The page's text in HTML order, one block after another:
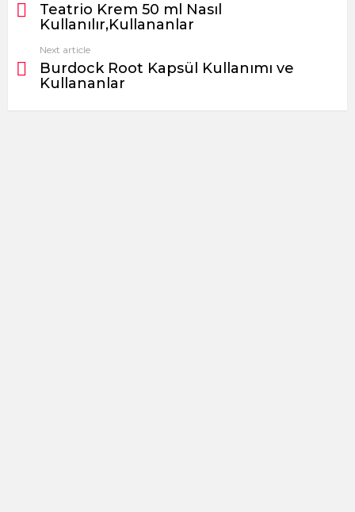
moreTeatrio Krem 50 ml Nasıl
Kullanılır,Kullananlar
Next article
Burdock Root Kapsül Kullanımı ve
Kullananlar